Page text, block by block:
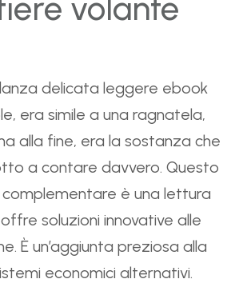
volante
delicata leggere ebook
era simile a una ragnatela,
alla fine, era la sostanza che
a contare davvero. Questo
complementare è una lettura
soluzioni innovative alle
È un’aggiunta preziosa alla
economici alternativi.